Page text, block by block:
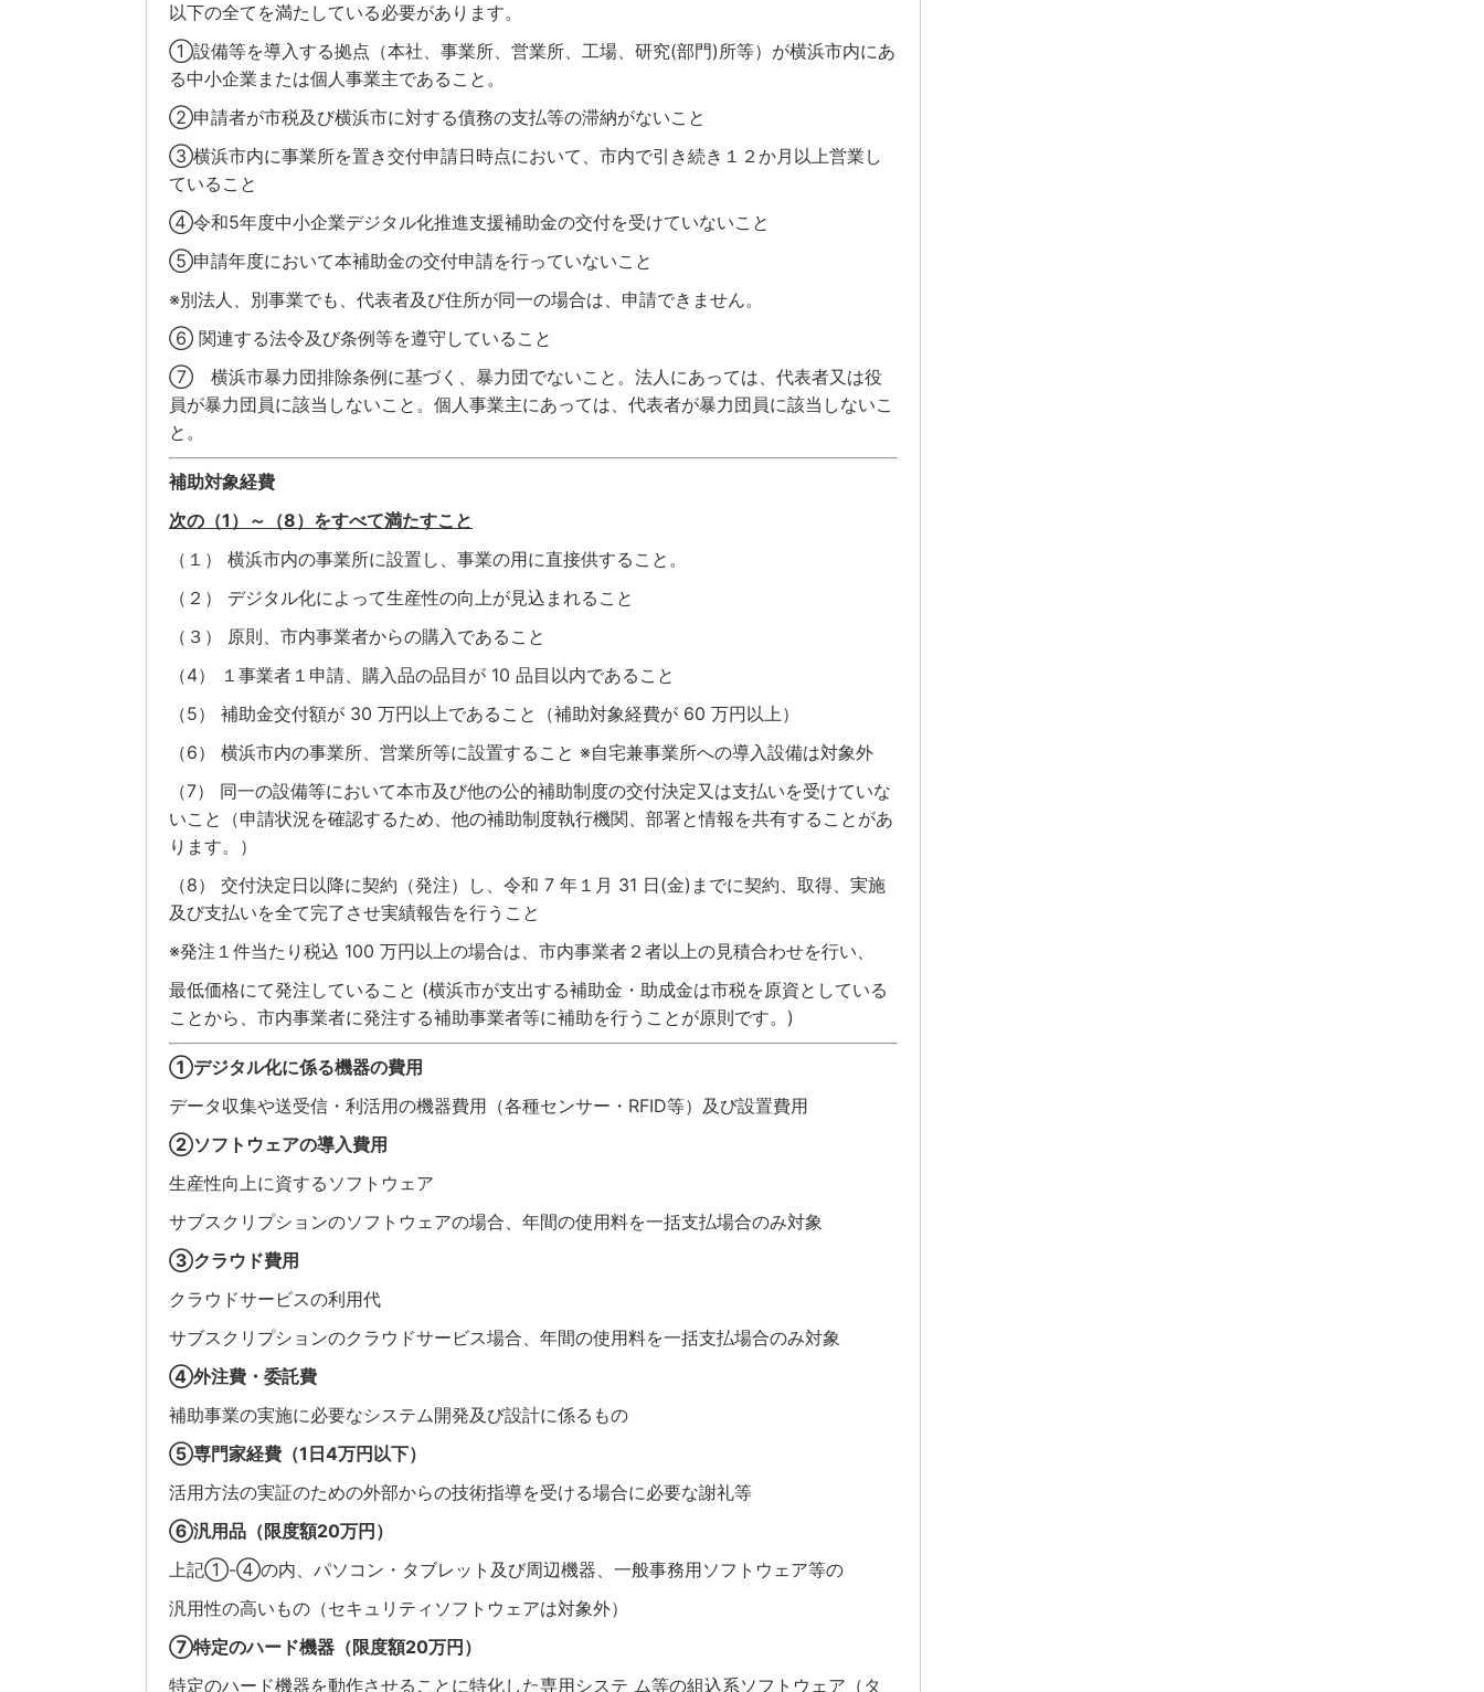
以下の全てを満たしている必要があります。
①設備等を導入する拠点（本社、事業所、営業所、工場、研究(部門)所等）が横浜市内にあ
る中小企業または個人事業主であること。
②申請者が市税及び横浜市に対する債務の支払等の滞納がないこと
③横浜市内に事業所を置き交付申請日時点において、市内で引き続き１２か月以上営業し
ていること
④令和5年度中小企業デジタル化推進支援補助金の交付を受けていないこと
⑤申請年度において本補助金の交付申請を行っていないこと
※別法人、別事業でも、代表者及び住所が同一の場合は、申請できません。
⑥ 関連する法令及び条例等を遵守していること
⑦ 横浜市暴力団排除条例に基づく、暴力団でないこと。法人にあっては、代表者又は役
員が暴力団員に該当しないこと。個人事業主にあっては、代表者が暴力団員に該当しないこ
と。
補助対象経費
次の（1）～（8）をすべて満たすこと
（１） 横浜市内の事業所に設置し、事業の用に直接供すること。
（２） デジタル化によって生産性の向上が見込まれること
（３） 原則、市内事業者からの購入であること
（4） １事業者１申請、購入品の品目が 10 品目以内であること
（5） 補助金交付額が 30 万円以上であること（補助対象経費が 60 万円以上）
（6） 横浜市内の事業所、営業所等に設置すること ※自宅兼事業所への導入設備は対象外
（7） 同一の設備等において本市及び他の公的補助制度の交付決定又は支払いを受けていな
いこと（申請状況を確認するため、他の補助制度執行機関、部署と情報を共有することがあ
ります。）
（8） 交付決定日以降に契約（発注）し、令和 7 年１月 31 日(金)までに契約、取得、実施
及び支払いを全て完了させ実績報告を行うこと
※発注１件当たり税込 100 万円以上の場合は、市内事業者２者以上の見積合わせを行い、
最低価格にて発注していること (横浜市が支出する補助金・助成金は市税を原資としている
ことから、市内事業者に発注する補助事業者等に補助を行うことが原則です。)
①デジタル化に係る機器の費用
データ収集や送受信・利活用の機器費用（各種センサー・RFID等）及び設置費用
②ソフトウェアの導入費用
生産性向上に資するソフトウェア
サブスクリプションのソフトウェアの場合、年間の使用料を一括支払場合のみ対象
③クラウド費用
クラウドサービスの利用代
サブスクリプションのクラウドサービス場合、年間の使用料を一括支払場合のみ対象
④外注費・委託費
補助事業の実施に必要なシステム開発及び設計に係るもの
⑤専門家経費（1日4万円以下）
活用方法の実証のための外部からの技術指導を受ける場合に必要な謝礼等
⑥汎用品（限度額20万円）
上記①-④の内、パソコン・タブレット及び周辺機器、一般事務用ソフトウェア等の
汎用性の高いもの（セキュリティソフトウェアは対象外）
⑦特定のハード機器（限度額20万円）
特定のハード機器を動作させることに特化した専用システ ム等の組込系ソフトウェア（タ